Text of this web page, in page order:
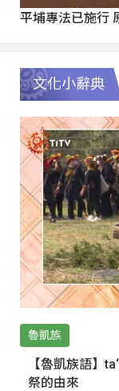
平埔專法已施行
文化小辭典
魯凱族
【魯凱族語】
祭的由來